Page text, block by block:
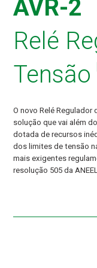
AVR-2
Relé
Tensão
O novo Relé Regulador
solução que vai além
dotada de recursos
dos limites de tensão
mais exigentes
resolução 505 da